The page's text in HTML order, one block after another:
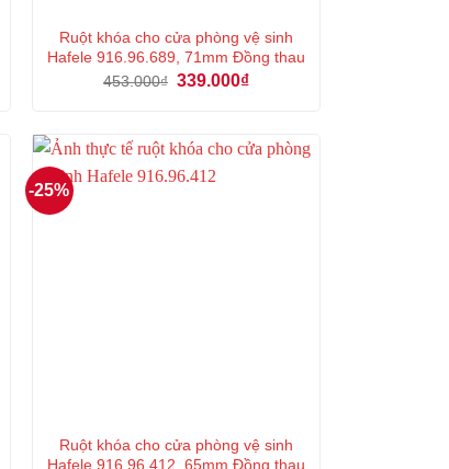
Ruột khóa cho cửa phòng vệ sinh
Hafele 916.96.689, 71mm Đồng thau
453.000₫ Giá
339.000₫Giá
339.000₫.
-25%
Ruột khóa cho cửa phòng vệ sinh
Hafele 916.96.412, 65mm Đồng thau